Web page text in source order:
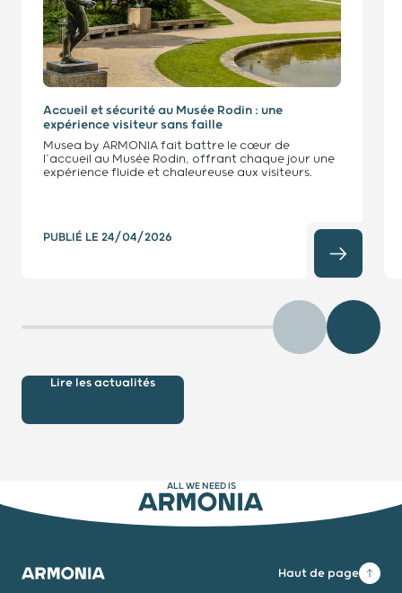
Accueil et sécurité au Musée Rodin : une
expérience visiteur sans faille
Musea by ARMONIA fait battre le cœur de
l’accueil au Musée Rodin, offrant chaque jour une
expérience fluide et chaleureuse aux visiteurs.
PUBLIÉ LE 24/04/2026
Précédent
Lire les actualités
ALL WE NEED IS
ARMONIA
Armonia Haut de page